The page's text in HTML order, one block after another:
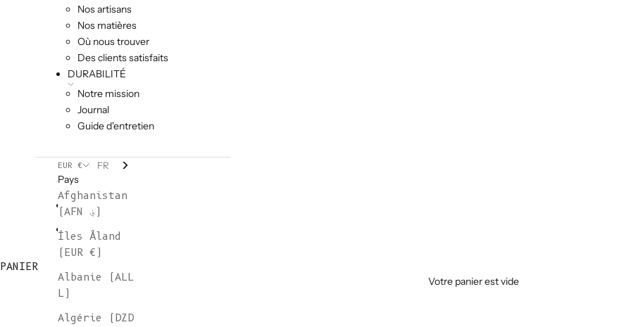
Nos artisans
Nos matières
Où nous trouver
Des clients satisfaits
DURABILITÉ
Notre mission
Journal
Guide d'entretien
EUR €
Pays
Afghanistan
(AFN ؋)
Îles Åland
(EUR €)
Albanie (ALL
L)
Algérie (DZD
FR
PANIER
Votre panier est vide